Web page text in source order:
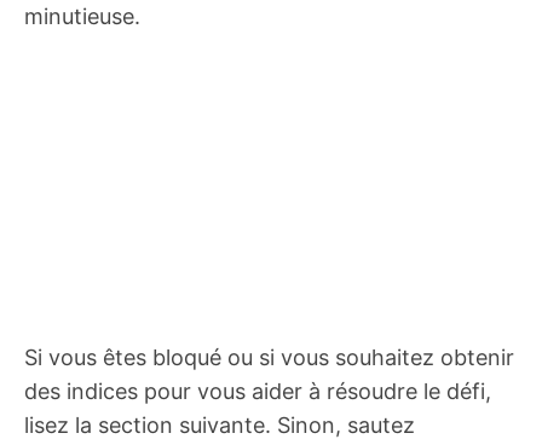
minutieuse.
Si vous êtes bloqué ou si vous souhaitez obtenir
des indices pour vous aider à résoudre le défi,
lisez la section suivante. Sinon, sautez